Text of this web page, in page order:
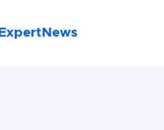
ExpertNews